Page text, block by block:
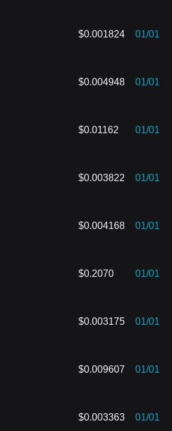
$0.001824 01/01
$0.004948 01/01
$0.01162 01/01
$0.003822 01/01
$0.004168 01/01
$0.2070 01/01
$0.003175 01/01
$0.009607 01/01
$0.003363 01/01